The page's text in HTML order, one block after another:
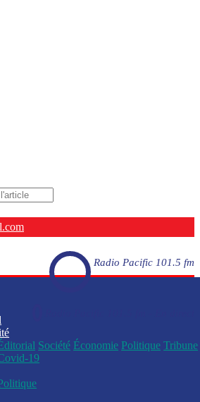
Radio Pacific 101.5 fm
Société Économie Politique Tribune
19